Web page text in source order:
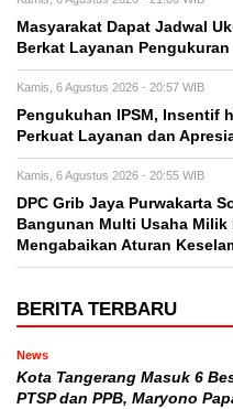
Masyarakat Dapat Jadwal
Berkat Layanan Pengukuran
Kamis, 6 Agustus 2026 - 20:57 WIB
Pengukuhan IPSM, Insentif
Perkuat Layanan dan
Kamis, 6 Agustus 2026 - 20:55 WIB
DPC Grib Jaya Purwakarta
Bangunan Multi Usaha Milik
Mengabaikan Aturan
BERITA TERBARU
News
Kota Tangerang Masuk 6
PTSP dan PPB, Maryono